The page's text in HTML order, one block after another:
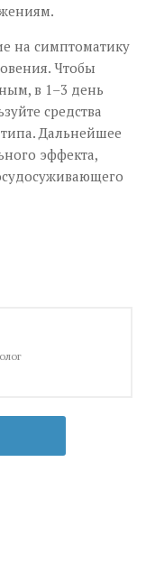
на симптоматику
Чтобы
в 1–3 день
средства
Дальнейшее
эффекта,